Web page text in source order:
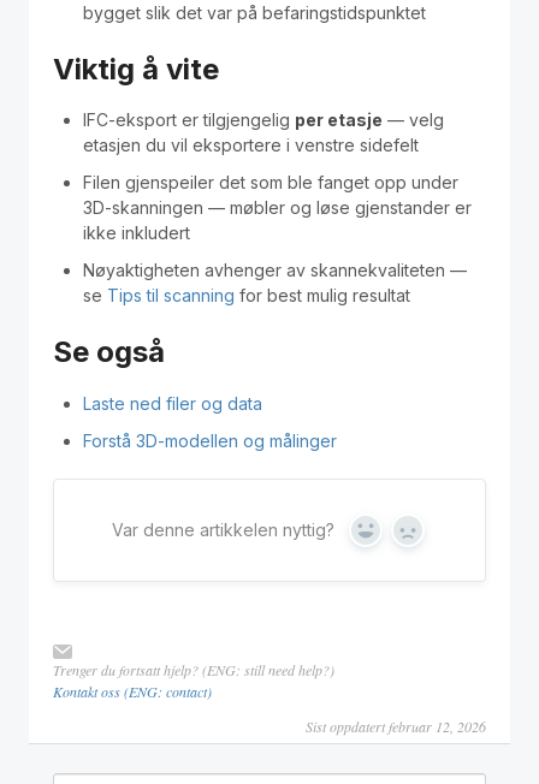
bygget slik det var på befaringstidspunktet
Viktig å vite
IFC-eksport er tilgjengelig per etasje — velg
etasjen du vil eksportere i venstre sidefelt
Filen gjenspeiler det som ble fanget opp under
3D-skanningen — møbler og løse gjenstander er
ikke inkludert
Nøyaktigheten avhenger av skannekvaliteten —
se Tips til scanning for best mulig resultat
Se også
Laste ned filer og data
Forstå 3D-modellen og målinger
Var denne artikkelen nyttig? Yes No
Trenger du fortsatt hjelp? (ENG: still need help?)
Kontakt oss (ENG: contact)
Sist oppdatert februar 12, 2026